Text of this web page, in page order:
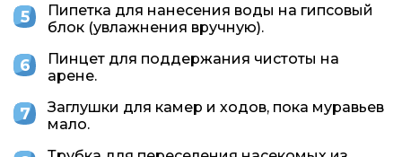
Пипетка для нанесения воды на гипсовый
блок (увлажнения вручную).
Пинцет для поддержания чистоты на
арене.
Заглушки для камер и ходов, пока муравьев
мало.